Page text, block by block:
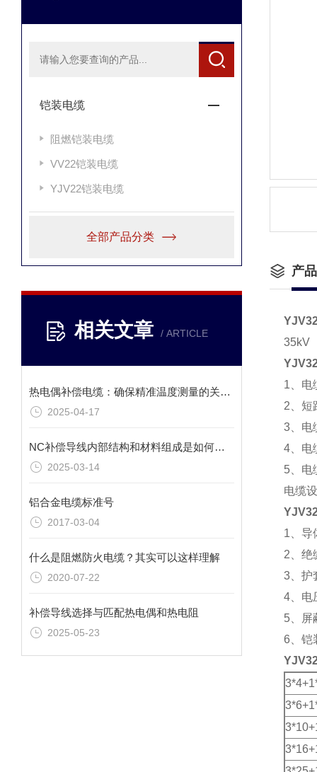
铠装电缆
阻燃铠装电缆
VV22铠装电缆
YJV22铠装电缆
全部产品分类
相关文章 / ARTICLE
热电偶补偿电缆：确保精准温度测量的关键环节
2025-04-17
NC补偿导线内部结构和材料组成是如何影响其补偿功能的？
2025-03-14
铝合金电缆标准号
2017-03-04
什么是阻燃防火电缆？其实可以这样理解
2020-07-22
补偿导线选择与匹配热电偶和热电阻
2025-05-23
产
35kV
1、电
2、短
3、电
4、电
5、电
电缆
1、
2、
3、
4、电
5、屏
6、铠